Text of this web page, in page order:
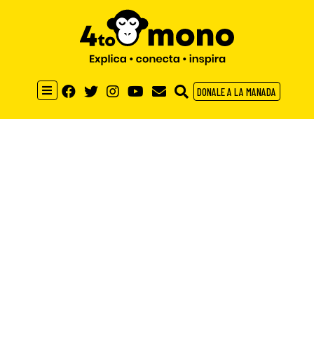
DONALE A LA MANADA